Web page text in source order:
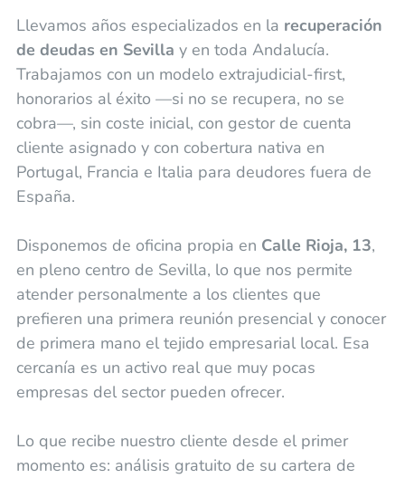
Llevamos años especializados en la recuperación
de deudas en Sevilla y en toda Andalucía.
Trabajamos con un modelo extrajudicial-first,
honorarios al éxito —si no se recupera, no se
cobra—, sin coste inicial, con gestor de cuenta
cliente asignado y con cobertura nativa en
Portugal, Francia e Italia para deudores fuera de
España.
Disponemos de oficina propia en Calle Rioja, 13,
en pleno centro de Sevilla, lo que nos permite
atender personalmente a los clientes que
prefieren una primera reunión presencial y conocer
de primera mano el tejido empresarial local. Esa
cercanía es un activo real que muy pocas
empresas del sector pueden ofrecer.
Lo que recibe nuestro cliente desde el primer
momento es: análisis gratuito de su cartera de